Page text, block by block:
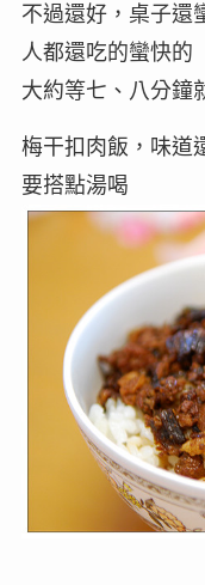
不過還好，桌子還
人都還吃的蠻快的
大約等七、八分鐘
梅干扣肉飯，味道
要搭點湯喝